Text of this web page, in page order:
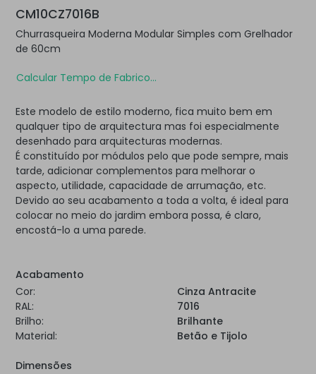
CM10CZ7016B
Churrasqueira Moderna Modular Simples com Grelhador
de 60cm
Calcular Tempo de Fabrico...
Este modelo de estilo moderno, fica muito bem em
qualquer tipo de arquitectura mas foi especialmente
desenhado para arquitecturas modernas.
É constituído por módulos pelo que pode sempre, mais
tarde, adicionar complementos para melhorar o
aspecto, utilidade, capacidade de arrumação, etc.
Devido ao seu acabamento a toda a volta, é ideal para
colocar no meio do jardim embora possa, é claro,
encostá-lo a uma parede.
Acabamento
Cor:
Cinza Antracite
RAL:
7016
Brilho:
Brilhante
Material:
Betão e Tijolo
Dimensões